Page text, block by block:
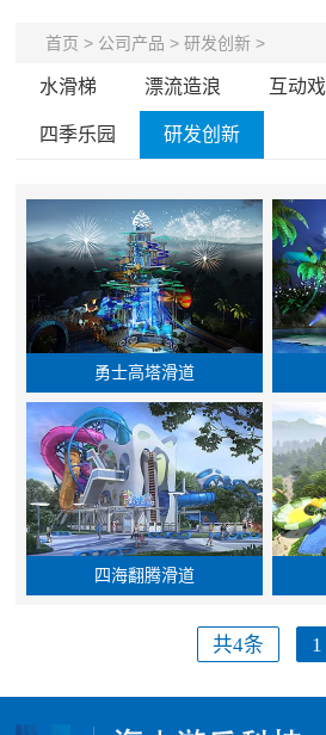
首页 > 公司产品 >研发创新 >
水滑梯 漂流造浪 互动
四季乐园 研发创新
勇士高塔滑道
四海翻腾滑道
共4条 1